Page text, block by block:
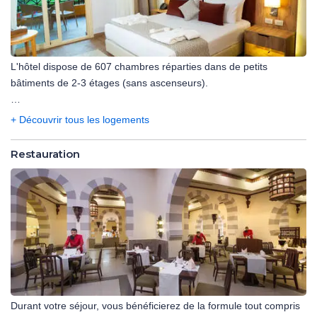
L'hôtel dispose de 607 chambres réparties dans de petits
bâtiments de 2-3 étages (sans ascenseurs).
Durant votre séjour, logement en chambre premium vue jardin
- 1 lit double ou 2 lits simples.
- Salle de bain avec douche, sèche-cheveux.
- Télévision et téléphone.
- Mini réfrigérateur (avec supplément, sur demande à la
réception).
- Coffre-fort.
- Balcon ou terrasse.
Capacité : 3 adultes
+ Découvrir tous les logements
Restauration
Durant votre séjour, vous bénéficierez de la formule tout compris